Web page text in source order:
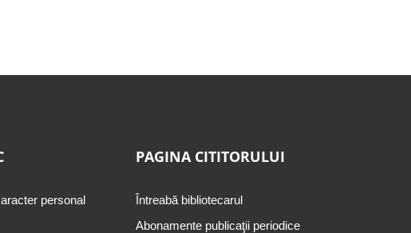
personal
PAGINA CITITORULUI
Întreabă bibliotecarul
Abonamente publicaţii periodice